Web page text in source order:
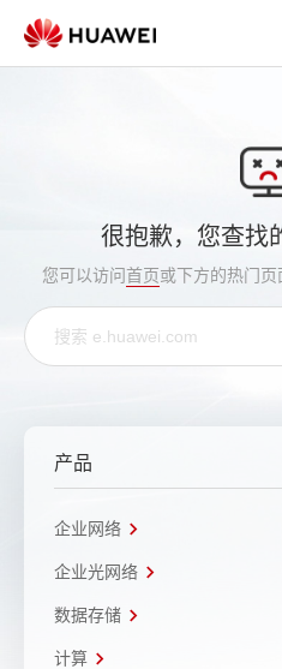
很抱歉，您查找
您可以访问首页或下方的热门
产品
企业网络
企业光网络
数据存储
计算